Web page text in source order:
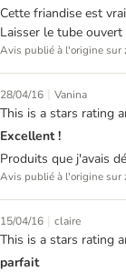
Cette friandise est
Laisser le tube
Avis publié à l'origine sur
28/04/16 | Vanina
This is a stars rating
Excellent !
Produits que j'avais
Avis publié à l'origine sur
15/04/16 | claire
This is a stars rating
parfait